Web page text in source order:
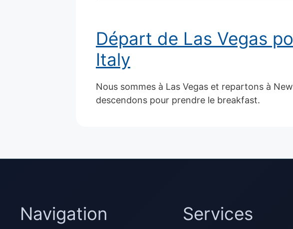
Départ de Las Vegas
Italy
Nous sommes à Las Vegas et repartons à
descendons pour prendre le breakfast.
Navigation Services